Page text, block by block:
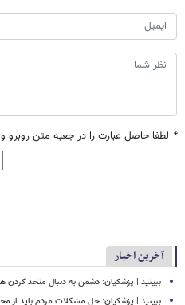
* لطفا حاصل عبارت را در جعبه متن روبرو
آخرین اخبار
ببینید | پزشکیان: دشمن به دنبال متحد کردن
ببینید | پزشکیان: حل مشکلات مردم باید از